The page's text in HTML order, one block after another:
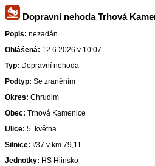
Dopravní nehoda Trhová
Popis: nezadán
Ohlášená: 12.6.2026 v 10:07
Typ: Dopravní nehoda
Podtyp: Se zraněním
Okres: Chrudim
Obec: Trhová Kamenice
Ulice: 5. května
Silnice: I/37 v km 79,11
Jednotky: HS Hlinsko